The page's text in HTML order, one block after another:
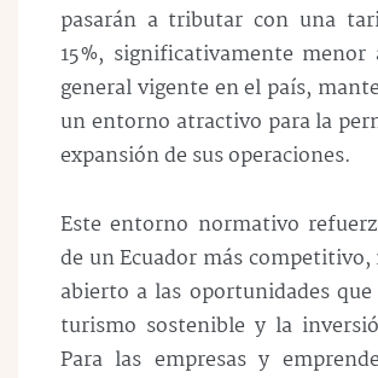
pasarán a tributar con una
15 %, significativamente
general vigente en el país,
un entorno atractivo para la
expansión de sus operaciones.
Este entorno normativo
de un Ecuador más
abierto a las oportunidades
turismo sostenible y la
Para las empresas y